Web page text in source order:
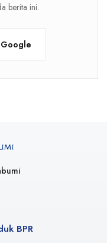
berita ini.
BPR